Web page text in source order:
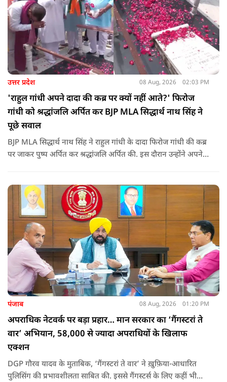
उत्तर प्रदेश 08 Aug, 2026 02:03 PM
'राहुल गांधी अपने दादा की कब्र पर क्यों नहीं आते?' फिरोज
गांधी को श्रद्धांजलि अर्पित कर BJP MLA सिद्धार्थ नाथ सिंह ने
पूछे सवाल
BJP MLA सिद्धार्थ नाथ सिंह ने राहुल गांधी के दादा फिरोज गांधी की कब्र
पर जाकर पुष्प अर्पित कर श्रद्धांजलि अर्पित की. इस दौरान उन्होंने अपने
कि वह भविष्य में क्या करें.
पंजाब 08 Aug, 2026 01:20 PM
अपराधिक नेटवर्क पर बड़ा प्रहार… मान सरकार का ‘गैंगस्टरां ते
वार’ अभियान, 58,000 से ज्यादा अपराधियों के खिलाफ
एक्शन
DGP गौरव यादव के मुताबिक, ‘गैंगस्टरां ते वार’ ने ख़ुफ़िया-आधारित
पुलिसिंग की प्रभावशीलता साबित की. इससे गैंगस्टर्स के लिए कहीं भी